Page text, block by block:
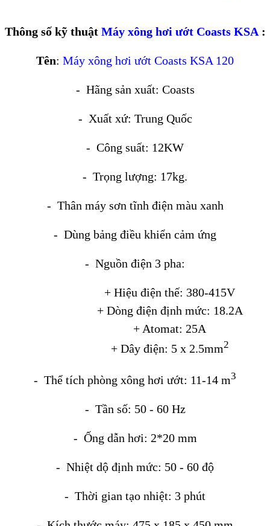
Thông số kỹ thuật Máy xông hơi ướt Coasts KSA :
Tên: Máy xông hơi ướt Coasts KSA 120
- Hãng sản xuất: Coasts
- Xuất xứ: Trung Quốc
- Công suất: 12KW
- Trọng lượng: 17kg.
- Thân máy sơn tĩnh điện màu xanh
- Dùng bảng điều khiển cảm ứng
- Nguồn điện 3 pha:
+ Hiệu điện thế: 380-415V
+ Dòng điện định mức: 18.2A
+ Atomat: 25A
+ Dây điện: 5 x 2.5mm2
- Thể tích phòng xông hơi ướt: 11-14 m3
- Tần số: 50 - 60 Hz
- Ống dẫn hơi: 2*20 mm
- Nhiệt dộ định mức: 50 - 60 độ
- Thời gian tạo nhiệt: 3 phút